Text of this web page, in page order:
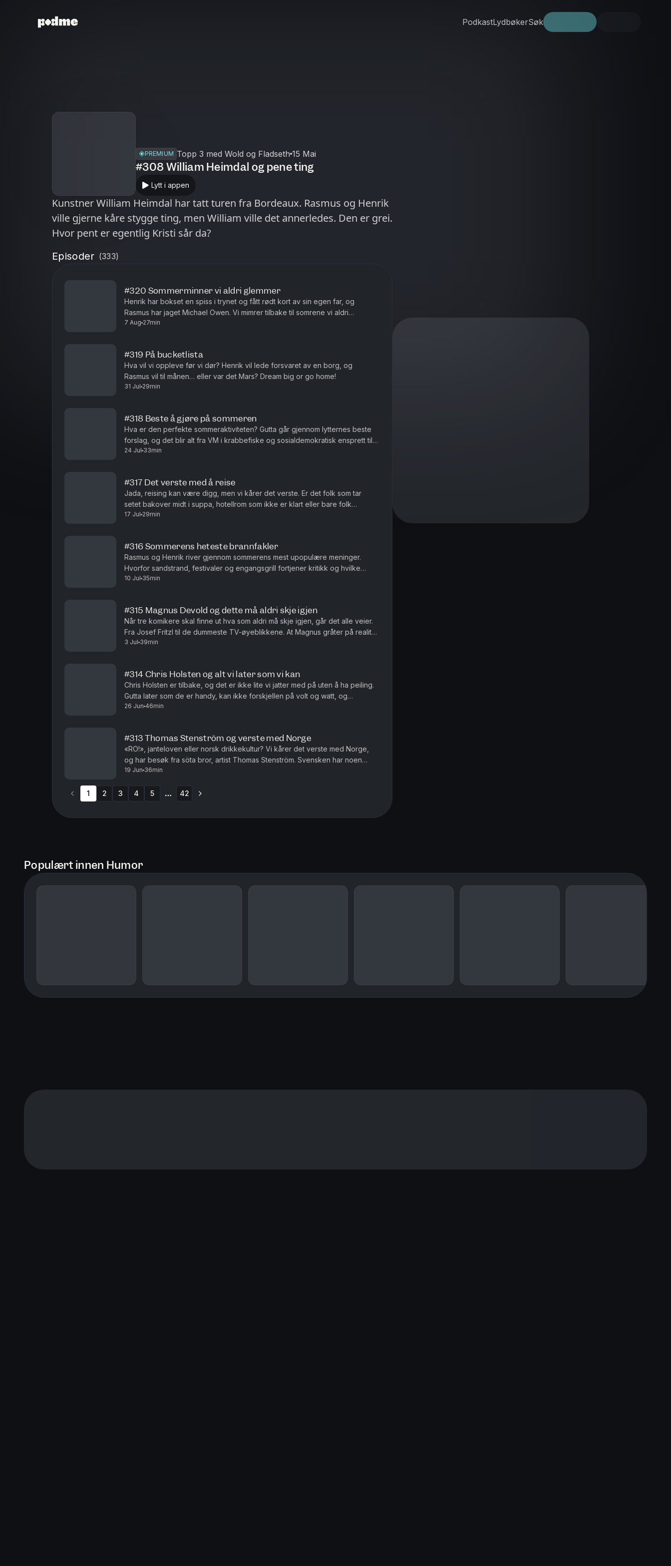
PodkastLydbøkerSøk
PREMIUM Topp 3 med Wold og Fladseth 15 Mai
#308 William Heimdal og pene ting
Lytt i appen
Kunstner William Heimdal har tatt turen fra Bordeaux. Rasmus og Henrik
ville gjerne kåre stygge ting, men William ville det annerledes. Den er grei.
Hvor pent er egentlig Kristi sår da?
Episoder (333)
#320 Sommerminner vi aldri glemmer
Henrik har bokset en spiss i trynet og fått rødt kort av sin egen far, og
Rasmus har jaget Michael Owen. Vi mimrer tilbake til somrene vi aldri
glemmer og noen historier som kanskje burde blitt glemt.
7 Aug 27min
#319 På bucketlista
Hva vil vi oppleve før vi dør? Henrik vil lede forsvaret av en borg, og
Rasmus vil til månen… eller var det Mars? Dream big or go home!
31 Jul 29min
#318 Beste å gjøre på sommeren
Hva er den perfekte sommeraktiviteten? Gutta går gjennom lytternes beste
forslag, og det blir alt fra VM i krabbefiske og sosialdemokratisk ensprett til
rekepilling. Regnes øl i sola som en aktivitet?
24 Jul 33min
#317 Det verste med å reise
Jada, reising kan være digg, men vi kårer det verste. Er det folk som tar
setet bakover midt i suppa, hotellrom som ikke er klart eller bare folk
generelt? Folk folk folk.
17 Jul 29min
#316 Sommerens heteste brannfakler
Rasmus og Henrik river gjennom sommerens mest upopulære meninger.
Hvorfor sandstrand, festivaler og engangsgrill fortjener kritikk og hvilke
brannfakler som faktisk holder.
10 Jul 35min
#315 Magnus Devold og dette må aldri skje igjen
Når tre komikere skal finne ut hva som aldri må skje igjen, går det alle veier.
Fra Josef Fritzl til de dummeste TV-øyeblikkene. At Magnus gråter på reality
må aldri skje igjen.
3 Jul 39min
#314 Chris Holsten og alt vi later som vi kan
Chris Holsten er tilbake, og det er ikke lite vi jatter med på uten å ha peiling.
Gutta later som de er handy, kan ikke forskjellen på volt og watt, og
oppdager at de heller ikke kan nasjonalsangen.
26 Jun 46min
#313 Thomas Stenström og verste med Norge
«RO!», janteloven eller norsk drikkekultur? Vi kårer det verste med Norge,
og har besøk fra söta bror, artist Thomas Stenström. Svensken har noen
klare meninger om nordmenn, og ender med å gi oss en p...
19 Jun 36min
1 2 3 4 5 42
Populært innen Humor